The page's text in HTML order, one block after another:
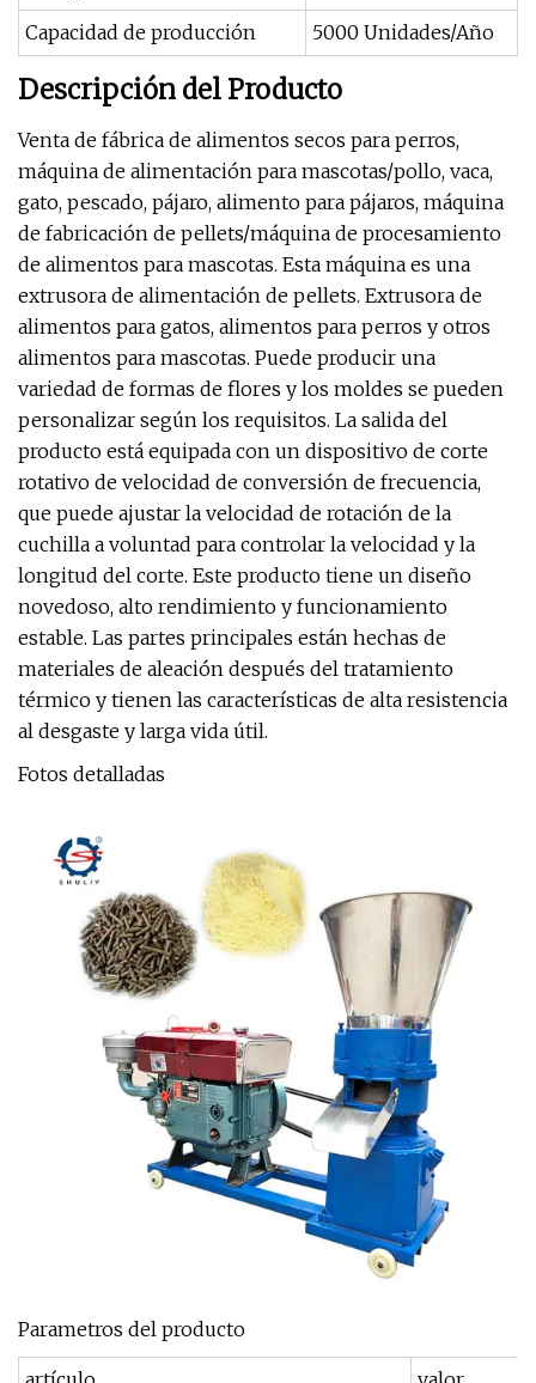
Capacidad de producción
5000 Unidades/Año
Descripción del Producto
Venta de fábrica de alimentos secos para perros,
máquina de alimentación para mascotas/pollo, vaca,
gato, pescado, pájaro, alimento para pájaros, máquina
de fabricación de pellets/máquina de procesamiento
de alimentos para mascotas. Esta máquina es una
extrusora de alimentación de pellets. Extrusora de
alimentos para gatos, alimentos para perros y otros
alimentos para mascotas. Puede producir una
variedad de formas de flores y los moldes se pueden
personalizar según los requisitos. La salida del
producto está equipada con un dispositivo de corte
rotativo de velocidad de conversión de frecuencia,
que puede ajustar la velocidad de rotación de la
cuchilla a voluntad para controlar la velocidad y la
longitud del corte. Este producto tiene un diseño
novedoso, alto rendimiento y funcionamiento
estable. Las partes principales están hechas de
materiales de aleación después del tratamiento
térmico y tienen las características de alta resistencia
al desgaste y larga vida útil.
Fotos detalladas
Parametros del producto